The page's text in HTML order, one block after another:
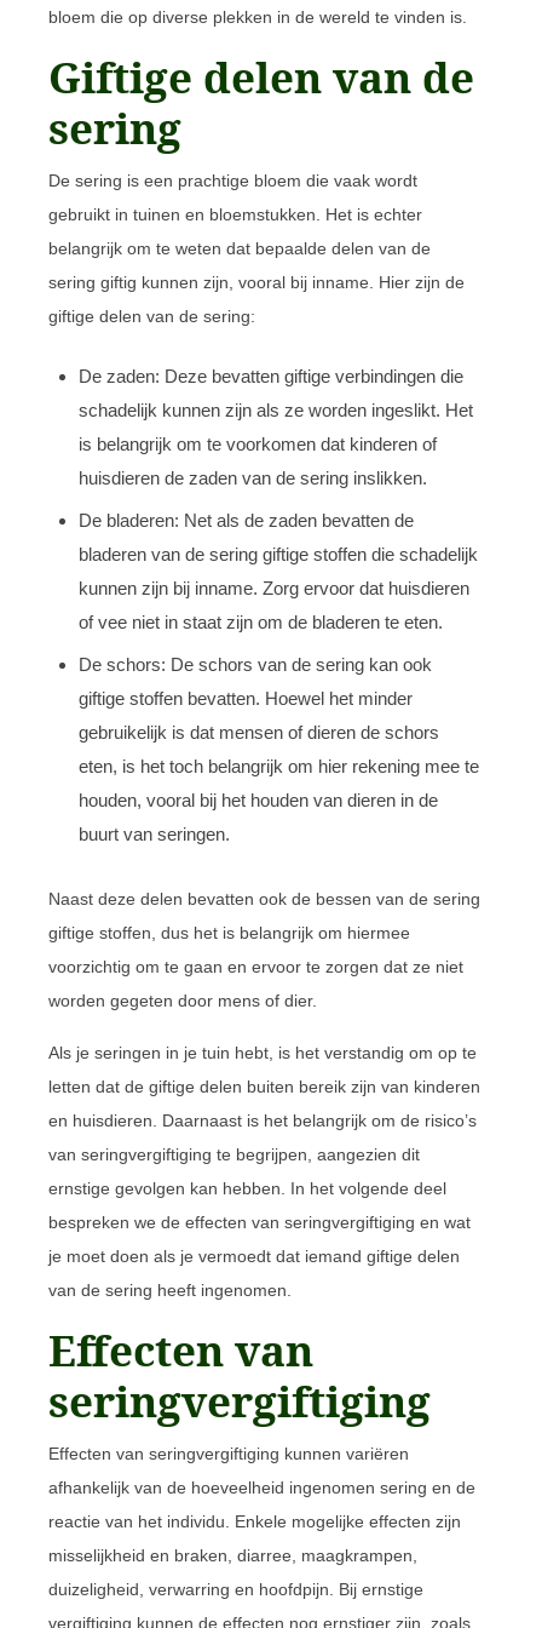
bloem die op diverse plekken in de wereld te vinden is.
Giftige delen van de
sering
De sering is een prachtige bloem die vaak wordt
gebruikt in tuinen en bloemstukken. Het is echter
belangrijk om te weten dat bepaalde delen van de
sering giftig kunnen zijn, vooral bij inname. Hier zijn de
giftige delen van de sering:
De zaden: Deze bevatten giftige verbindingen die
schadelijk kunnen zijn als ze worden ingeslikt. Het
is belangrijk om te voorkomen dat kinderen of
huisdieren de zaden van de sering inslikken.
De bladeren: Net als de zaden bevatten de
bladeren van de sering giftige stoffen die schadelijk
kunnen zijn bij inname. Zorg ervoor dat huisdieren
of vee niet in staat zijn om de bladeren te eten.
De schors: De schors van de sering kan ook
giftige stoffen bevatten. Hoewel het minder
gebruikelijk is dat mensen of dieren de schors
eten, is het toch belangrijk om hier rekening mee te
houden, vooral bij het houden van dieren in de
buurt van seringen.
Naast deze delen bevatten ook de bessen van de sering
giftige stoffen, dus het is belangrijk om hiermee
voorzichtig om te gaan en ervoor te zorgen dat ze niet
worden gegeten door mens of dier.
Als je seringen in je tuin hebt, is het verstandig om op te
letten dat de giftige delen buiten bereik zijn van kinderen
en huisdieren. Daarnaast is het belangrijk om de risico’s
van seringvergiftiging te begrijpen, aangezien dit
ernstige gevolgen kan hebben. In het volgende deel
bespreken we de effecten van seringvergiftiging en wat
je moet doen als je vermoedt dat iemand giftige delen
van de sering heeft ingenomen.
Effecten van
seringvergiftiging
Effecten van seringvergiftiging kunnen variëren
afhankelijk van de hoeveelheid ingenomen sering en de
reactie van het individu. Enkele mogelijke effecten zijn
misselijkheid en braken, diarree, maagkrampen,
duizeligheid, verwarring en hoofdpijn. Bij ernstige
vergiftiging kunnen de effecten nog ernstiger zijn, zoals